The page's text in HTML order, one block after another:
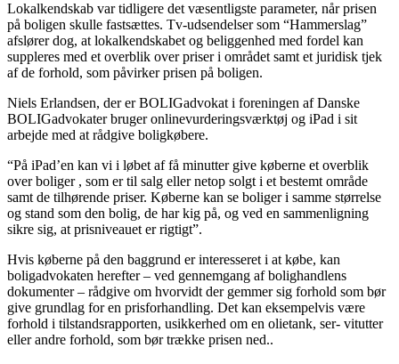
Lokalkendskab var tidligere det væsentligste parameter, når prisen
på boligen skulle fastsættes. Tv-udsendelser som “Hammerslag”
afslører dog, at lokalkendskabet og beliggenhed med fordel kan
suppleres med et overblik over priser i området samt et juridisk tjek
af de forhold, som påvirker prisen på boligen.
Niels Erlandsen, der er BOLIGadvokat i foreningen af Danske
BOLIGadvokater bruger onlinevurderingsværktøj og iPad i sit
arbejde med at rådgive boligkøbere.
“På iPad’en kan vi i løbet af få minutter give køberne et overblik
over boliger , som er til salg eller netop solgt i et bestemt område
samt de tilhørende priser. Køberne kan se boliger i samme størrelse
og stand som den bolig, de har kig på, og ved en sammenligning
sikre sig, at prisniveauet er rigtigt”.
Hvis køberne på den baggrund er interesseret i at købe, kan
boligadvokaten herefter – ved gennemgang af bolighandlens
dokumenter – rådgive om hvorvidt der gemmer sig forhold som bør
give grundlag for en prisforhandling. Det kan eksempelvis være
forhold i tilstandsrapporten, usikkerhed om en olietank, ser- vitutter
eller andre forhold, som bør trække prisen ned..